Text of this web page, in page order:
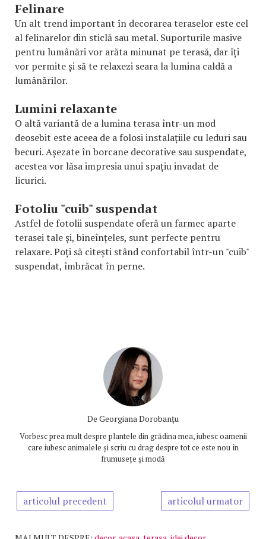
Felinare
Un alt trend important în decorarea teraselor este cel
al felinarelor din sticlă sau metal. Suporturile masive
pentru lumânări vor arăta minunat pe terasă, dar îți
vor permite și să te relaxezi seara la lumina caldă a
lumânărilor.
Lumini relaxante
O altă variantă de a lumina terasa într-un mod
deosebit este aceea de a folosi instalațiile cu leduri sau
becuri. Așezate în borcane decorative sau suspendate,
acestea vor lăsa impresia unui spațiu invadat de
licurici.
Fotoliu "cuib" suspendat
Astfel de fotolii suspendate oferă un farmec aparte
terasei tale și, bineînțeles, sunt perfecte pentru
relaxare. Poți să citești stând confortabil într-un "cuib"
suspendat, îmbrăcat în perne.
De Georgiana Dorobanțu
Vorbesc prea mult despre plantele din grădina mea, iubesc oamenii
care iubesc animalele și scriu cu drag despre tot ce este nou în
frumusețe și modă
articolul precedent articolul urmator